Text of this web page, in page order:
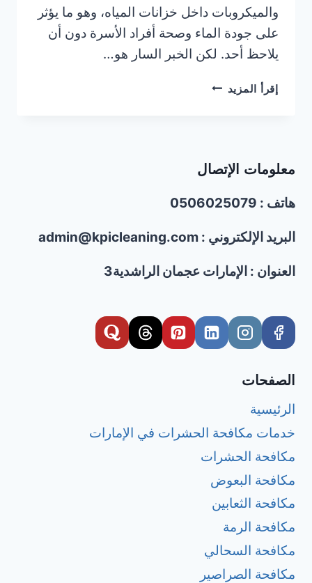
والميكروبات داخل خزانات المياه، وهو ما يؤثر
على جودة الماء وصحة أفراد الأسرة دون أن
يلاحظ أحد. لكن الخبر السار هو…
إقرأ المزيد شركة
الشارقة
خصم30%
معلومات الإتصال
هاتف : 0506025079
البريد الإلكتروني : admin@kpicleaning.com
العنوان : الإمارات عجمان الراشدية3
الصفحات
الرئيسية
خدمات مكافحة الحشرات في الإمارات
مكافحة الحشرات
مكافحة البعوض
مكافحة الثعابين
مكافحة الرمة
مكافحة السحالي
مكافحة الصراصير